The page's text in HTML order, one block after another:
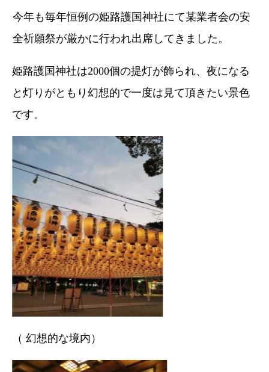
今年も毎年恒例の姫路護国神社にて某業者会の安
全祈願祭が厳かに行われ出席してきました。
姫路護国神社は2000個の提灯が飾られ、夜になる
と灯りがともり幻想的で一度は見て頂きたい景色
です。
（ 幻想的な境内）